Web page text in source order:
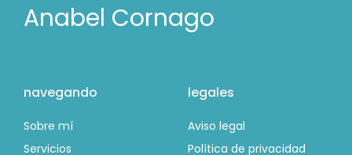
Anabel Cornago
navegando
Sobre mí
Servicios
legales
Aviso legal
Política de privacidad